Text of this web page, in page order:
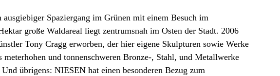
Spaziergang im Grünen mit einem Besuch im
große Waldareal liegt zentrumsnah im Osten der Stadt. 2006
Tony Cragg erworben, der hier eigene Skulpturen sowie Werke
und tonnenschweren Bronze-, Stahl, und Metallwerke
übrigens: NIESEN hat einen besonderen Bezug zum